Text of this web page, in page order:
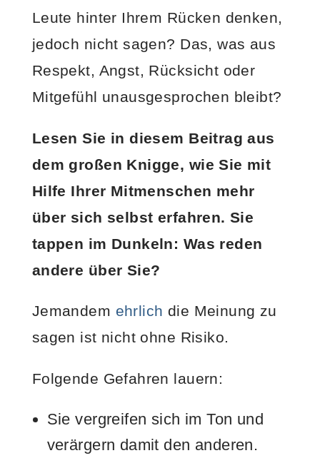
Leute hinter Ihrem Rücken denken,
jedoch nicht sagen? Das, was aus
Respekt, Angst, Rücksicht oder
Mitgefühl unausgesprochen bleibt?
Lesen Sie in diesem Beitrag aus
dem großen Knigge, wie Sie mit
Hilfe Ihrer Mitmenschen mehr
über sich selbst erfahren. Sie
tappen im Dunkeln: Was reden
andere über Sie?
Jemandem ehrlich die Meinung zu
sagen ist nicht ohne Risiko.
Folgende Gefahren lauern:
Sie vergreifen sich im Ton und
verärgern damit den anderen.